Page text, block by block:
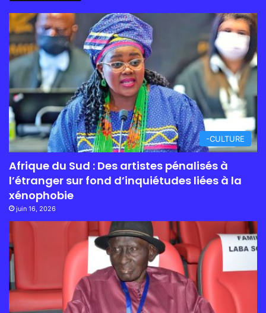
-CULTURE
Afrique du Sud : Des artistes pénalisés à
l’étranger sur fond d’inquiétudes liées à la
xénophobie
juin 16, 2026